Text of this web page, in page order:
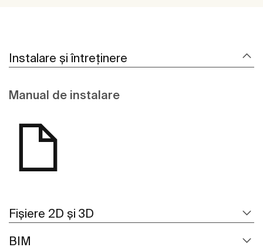
Instalare și întreținere
Manual de instalare
Fișiere 2D și 3D
BIM